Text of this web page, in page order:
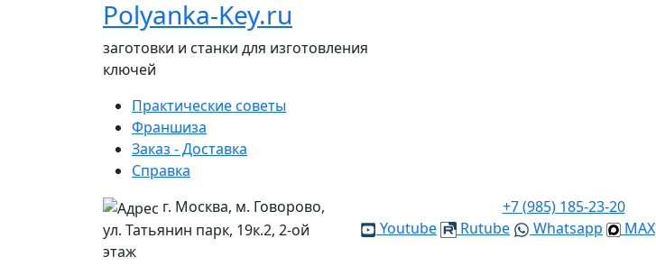
Polyanka-Key.ru
заготовки и станки для изготовления
ключей
Практические советы
Франшиза
Заказ - Доставка
Справка
г. Москва, м. Говорово,
ул. Татьянин парк, 19к.2, 2-ой
этаж
+7 (985) 185-23-20
Youtube
Rutube Whatsapp
MAX